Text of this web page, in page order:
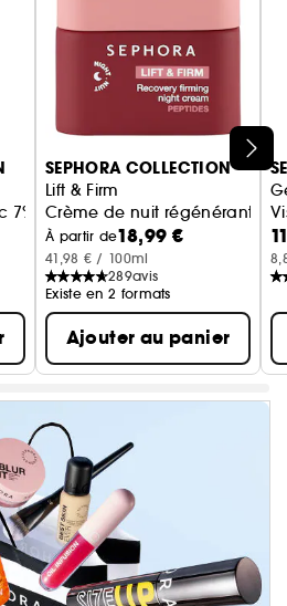
7% de vitamine C et de la
SEPHORA COLLECTION
Lift & Firm
Crème de nuit régénérante
À partir de18,99 €
41,98 € / 100ml
289avis
Existe en 2 formats
Ajouter au panier